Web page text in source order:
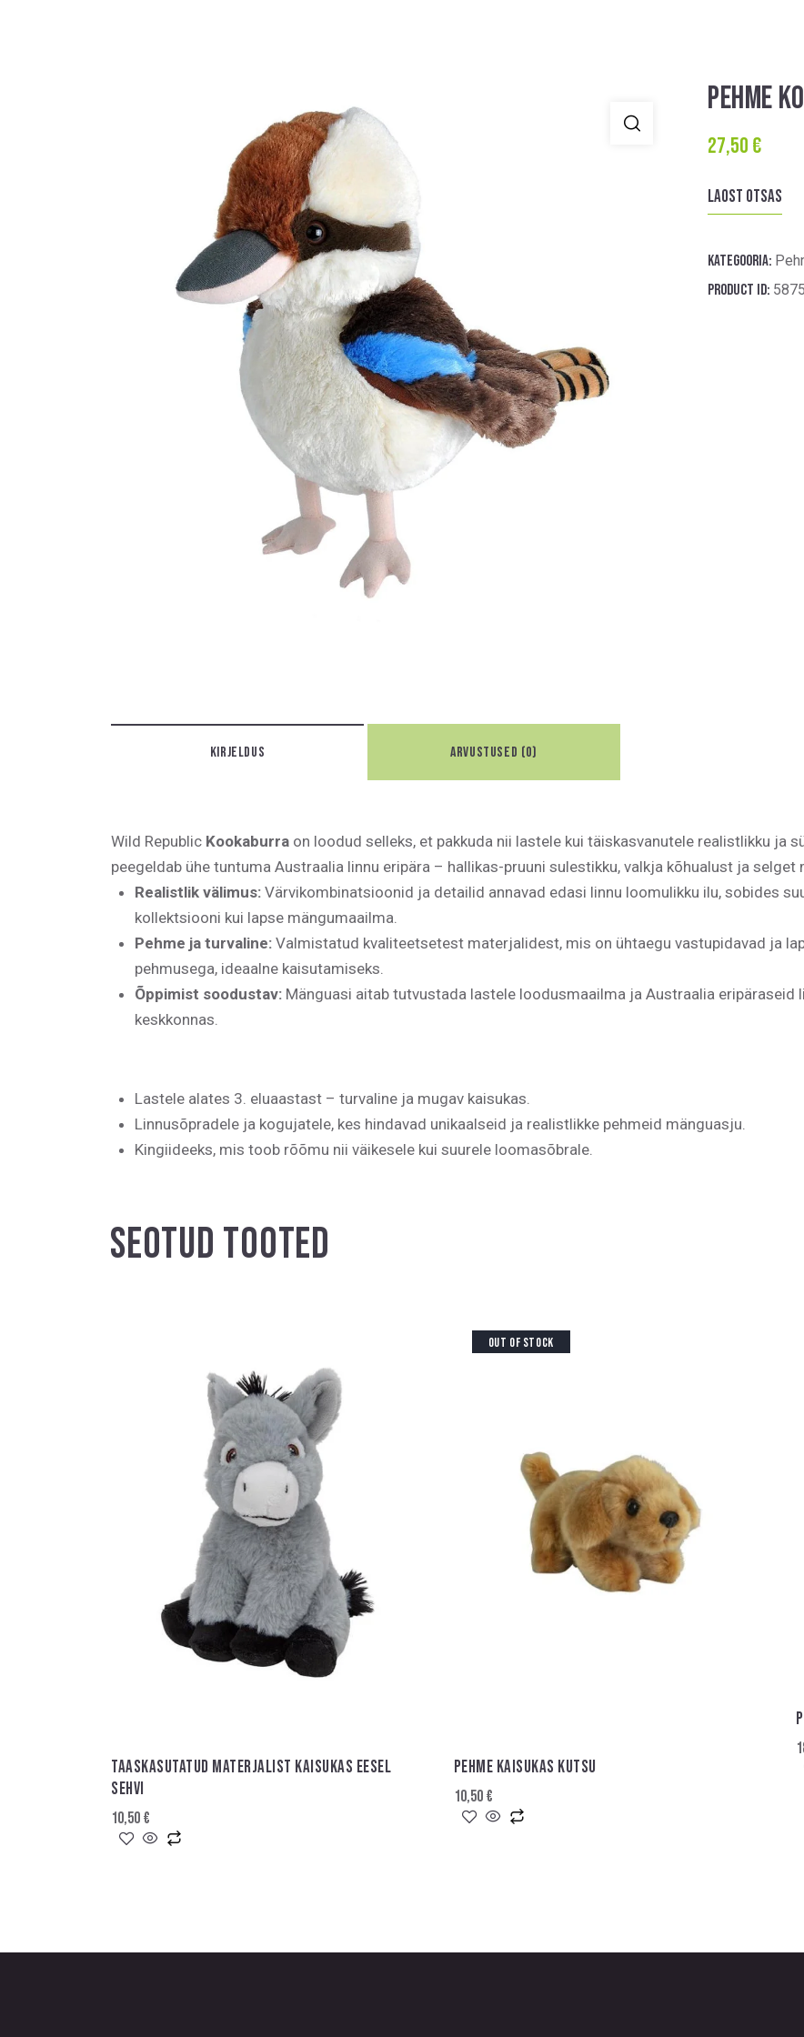
PEHME
27,50 €
Laost otsas
Kategooria:
Product ID:
KIRJELDUS ARVUSTUSED (0)
Wild Republic Kookaburra on loodud selleks, et pakkuda nii lastele kui täiskasvanutele realistlikku ja
peegeldab ühe tuntuma Austraalia linnu eripära – hallikas-pruuni sulestikku, valkja kõhualust ja
Realistlik välimus:Värvikombinatsioonid ja detailid annavad edasi linnu loomulikku ilu, sobides
kollektsiooni kui lapse mängumaailma.
Pehme ja turvaline:Valmistatud kvaliteetsetest materjalidest, mis on ühtaegu vastupidavad ja
pehmusega, ideaalne kaisutamiseks.
Õppimist soodustav:Mänguasi aitab tutvustada lastele loodusmaailma ja Austraalia eripäraseid
keskkonnas.
Lastele alates 3. eluaastast – turvaline ja mugav kaisukas.
Linnusõpradele ja kogujatele, kes hindavad unikaalseid ja realistlikke pehmeid mänguasju.
Kingiideeks, mis toob rõõmu nii väikesele kui suurele loomasõbrale.
SEOTUD TOOTED
TAASKASUTATUD MATERJALIST KAISUKAS EESEL
SEHVI
10,50€
OUT OF STOCK
PEHME KAISUKAS KUTSU
10,50€